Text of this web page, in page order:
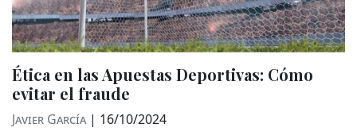
Ética en las Apuestas Deportivas: Cómo
evitar el fraude
Javier García | 16/10/2024